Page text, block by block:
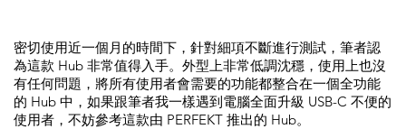
密切使用近一個月的時間下，針對細項不斷進行測試，筆者認
為這款 Hub 非常值得入手。外型上非常低調沈穩，使用上也沒
有任何問題，將所有使用者會需要的功能都整合在一個全功能
的 Hub 中，如果跟筆者我一樣遇到電腦全面升級 USB-C 不便的
使用者，不妨參考這款由 PERFEKT 推出的 Hub。